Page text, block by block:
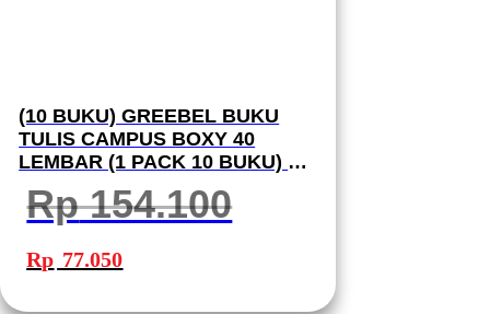
(10 BUKU) GREEBEL BUKU
TULIS CAMPUS BOXY 40
LEMBAR (1 PACK 10 BUKU) B5
40-7 SCHOOL BOOK I BUKU
TULIS GREEBEL
Rp154.100
Harga
aslinya
adalah:
Rp 77.050ini